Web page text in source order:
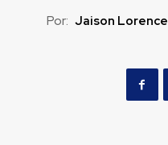
Por: Jaison